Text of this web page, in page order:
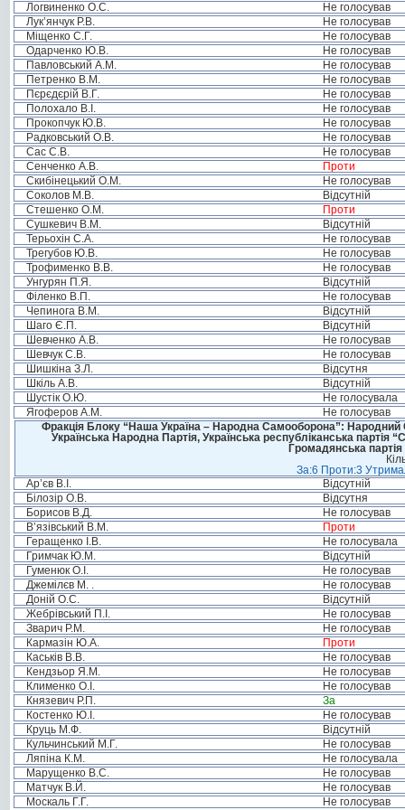
Логвиненко О.С.
Не голосував
Лук’янчук Р.В.
Не голосував
Міщенко С.Г.
Не голосував
Одарченко Ю.В.
Не голосував
Павловський А.М.
Не голосував
Петренко В.М.
Не голосував
Пєрєдєрій В.Г.
Не голосував
Полохало В.І.
Не голосував
Прокопчук Ю.В.
Не голосував
Радковський О.В.
Не голосував
Сас С.В.
Не голосував
Сенченко А.В.
Проти
Скибінецький О.М.
Не голосував
Соколов М.В.
Відсутній
Стешенко О.М.
Проти
Сушкевич В.М.
Відсутній
Терьохін С.А.
Не голосував
Трегубов Ю.В.
Не голосував
Трофименко В.В.
Не голосував
Унгурян П.Я.
Відсутній
Філенко В.П.
Не голосував
Чепинога В.М.
Відсутній
Шаго Є.П.
Відсутній
Шевченко А.В.
Не голосував
Шевчук С.В.
Не голосував
Шишкіна З.Л.
Відсутня
Шкіль А.В.
Відсутній
Шустік О.Ю.
Не голосувала
Ягоферов А.М.
Не голосував
Фракція Блоку “Наша Україна – Народна Самооборона”: Народний
Українська Народна Партія, Українська республіканська
Громадянська
За:6 Проти:3
Ар’єв В.І.
Відсутній
Білозір О.В.
Відсутня
Борисов В.Д.
Не голосував
В’язівський В.М.
Проти
Геращенко І.В.
Не голосувала
Гримчак Ю.М.
Відсутній
Гуменюк О.І.
Не голосував
Джемілєв М. .
Не голосував
Доній О.С.
Відсутній
Жебрівський П.І.
Не голосував
Зварич Р.М.
Не голосував
Кармазін Ю.А.
Проти
Каськів В.В.
Не голосував
Кендзьор Я.М.
Не голосував
Клименко О.І.
Не голосував
Князевич Р.П.
За
Костенко Ю.І.
Не голосував
Круць М.Ф.
Відсутній
Кульчинський М.Г.
Не голосував
Ляпіна К.М.
Не голосувала
Марущенко В.С.
Не голосував
Матчук В.Й.
Не голосував
Москаль Г.Г.
Не голосував